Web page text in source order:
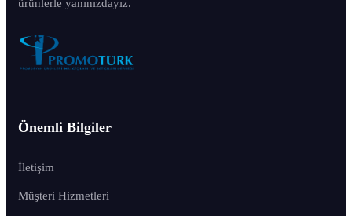
ürünlerle yanınızdayız.
Önemli Bilgiler
İletişim
Müşteri Hizmetleri